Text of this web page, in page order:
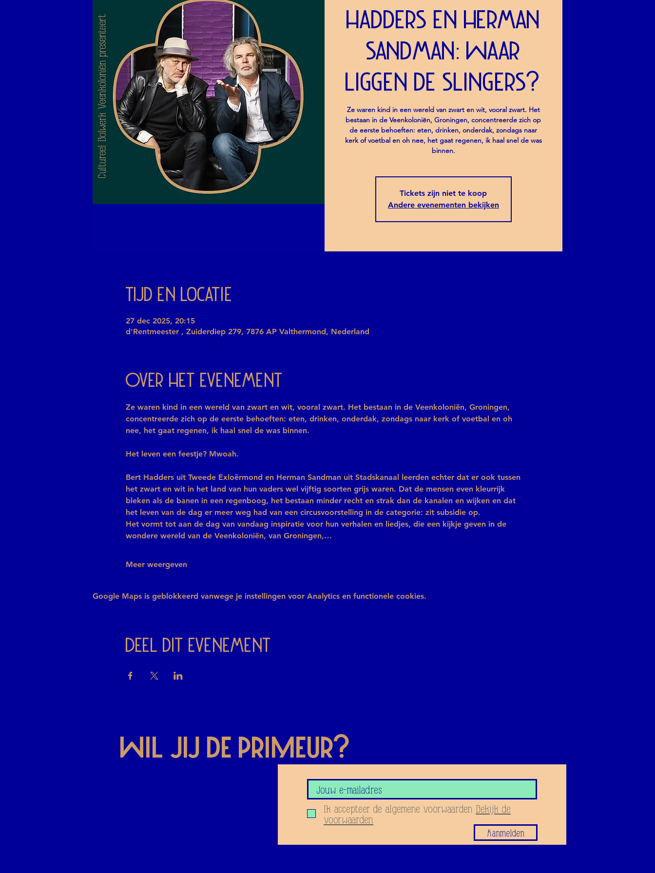
Hadders en Herman
Sandman: Waar
liggen de slingers?
Ze waren kind in een wereld van zwart en wit, vooral zwart. Het
bestaan in de Veenkoloniën, Groningen, concentreerde zich op
de eerste behoeften: eten, drinken, onderdak, zondags naar
kerk of voetbal en oh nee, het gaat regenen, ik haal snel de was
binnen.
Tickets zijn niet te koop
Andere evenementen bekijken
Tijd en locatie
27 dec 2025, 20:15
d'Rentmeester , Zuiderdiep 279, 7876 AP Valthermond, Nederland
Over het evenement
Ze waren kind in een wereld van zwart en wit, vooral zwart. Het bestaan in de Veenkoloniën, Groningen,
concentreerde zich op de eerste behoeften: eten, drinken, onderdak, zondags naar kerk of voetbal en oh
nee, het gaat regenen, ik haal snel de was binnen.
Het leven een feestje? Mwoah.
Bert Hadders uit Tweede Exloërmond en Herman Sandman uit Stadskanaal leerden echter dat er ook tussen
het zwart en wit in het land van hun vaders wel vijftig soorten grijs waren. Dat de mensen even kleurrijk
bleken als de banen in een regenboog, het bestaan minder recht en strak dan de kanalen en wijken en dat
het leven van de dag er meer weg had van een circusvoorstelling in de categorie: zit subsidie op.
Het vormt tot aan de dag van vandaag inspiratie voor hun verhalen en liedjes, die een kijkje geven in de
wondere wereld van de Veenkoloniën, van Groningen,…
Meer weergeven
Google Maps is geblokkeerd vanwege je instellingen voor Analytics en functionele cookies.
Deel dit evenement
Wil jij de priMeur?
Ik accepteer de algemene voorwaarden Bekijk de
voorwaarden
Aanmelden